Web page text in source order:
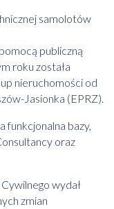
samolotów
publiczną
roku została
nieruchomości od
Jasionka (EPRZ).
funkcjonalna bazy,
oraz
wydał
zmian